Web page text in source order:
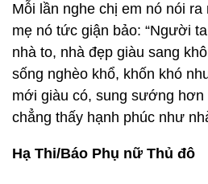
Mỗi lần nghe chị em nó nói
mẹ nó tức giận bảo: “Người
nhà to, nhà đẹp giàu sang
sống nghèo khổ, khốn khó
mới giàu có, sung sướng hơn
chẳng thấy hạnh phúc như
Hạ Thi/Báo Phụ nữ Thủ đô